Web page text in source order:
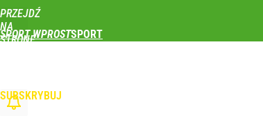
PRZEJDŹ
NA
STRONĘ
SPORT WPROST
SUBSKRYBUJ